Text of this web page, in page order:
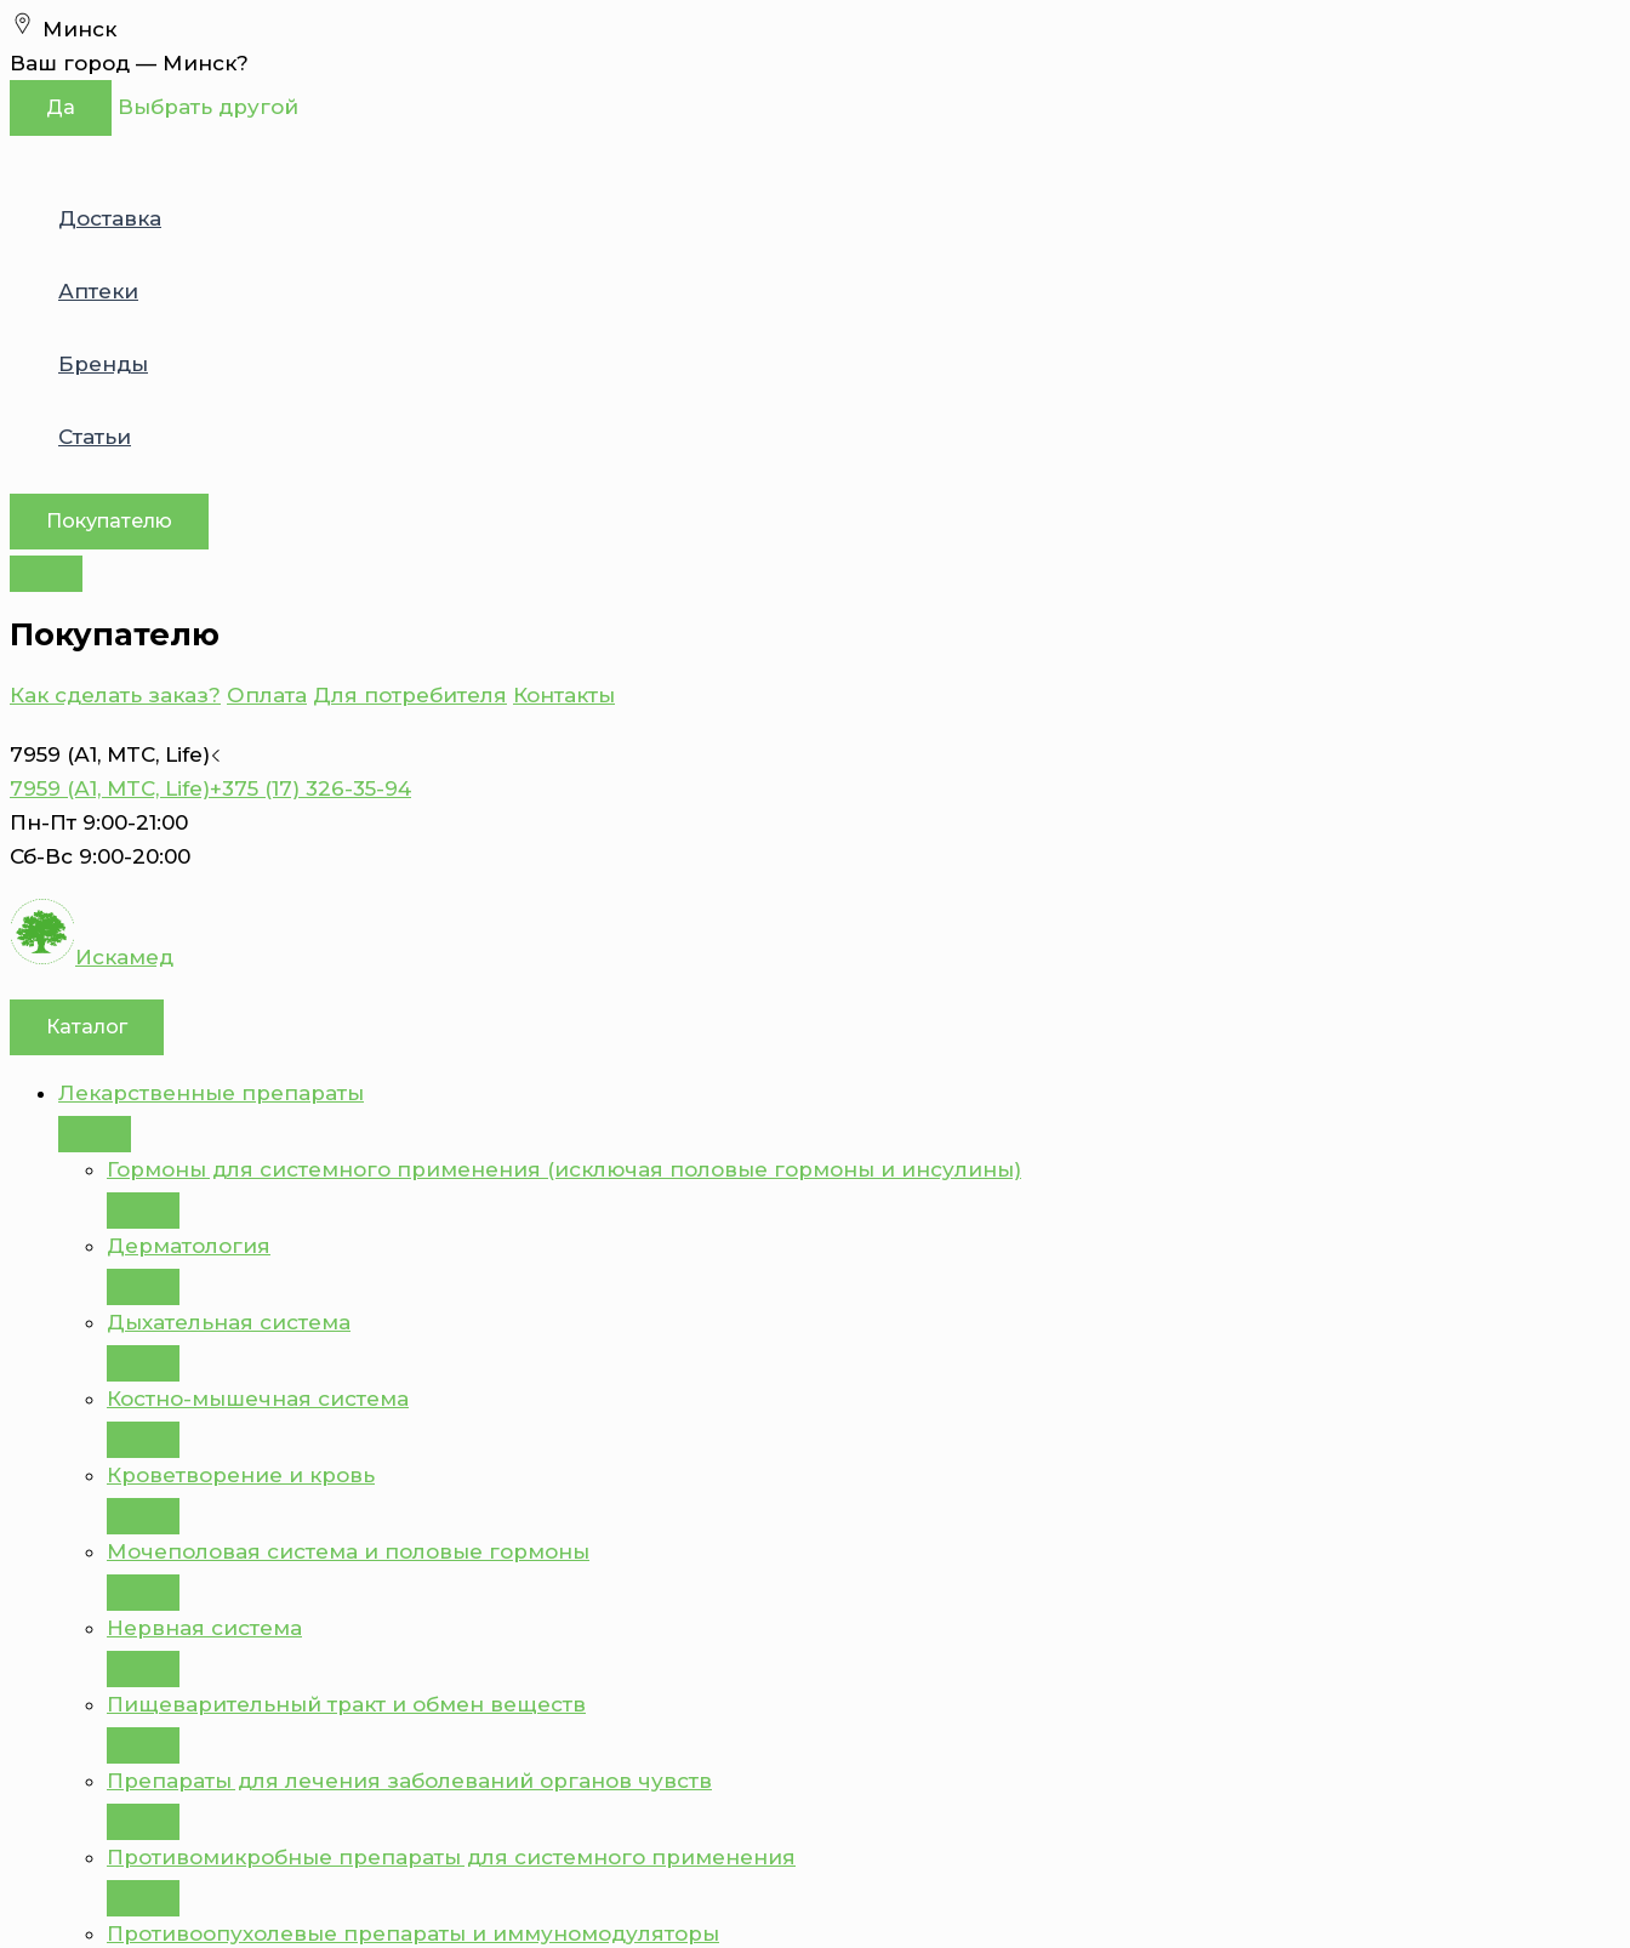
Перейти
к
содержимому
Минск
Ваш город — Минск?
Да Выбрать другой
Доставка
Аптеки
Бренды
Статьи
Покупателю
Покупателю
Как сделать заказ? Оплата Для потребителя Контакты
7959 (А1, MTC, Life)
7959 (А1, MTC, Life)+375 (17) 326-35-94
Пн-Пт 9:00-21:00
Сб-Вс 9:00-20:00
Искамед
Каталог
Лекарственные препараты
Гормоны для системного применения (исключая половые гормоны и инсулины)
Дерматология
Дыхательная система
Костно-мышечная система
Кроветворение и кровь
Мочеполовая система и половые гормоны
Нервная система
Пищеварительный тракт и обмен веществ
Препараты для лечения заболеваний органов чувств
Противомикробные препараты для системного применения
Противоопухолевые препараты и иммуномодуляторы